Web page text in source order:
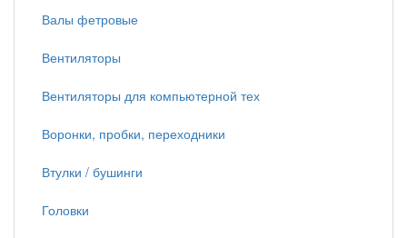
Валы фетровые
Вентиляторы
Вентиляторы для компьютерной тех
Воронки, пробки, переходники
Втулки / бушинги
Головки